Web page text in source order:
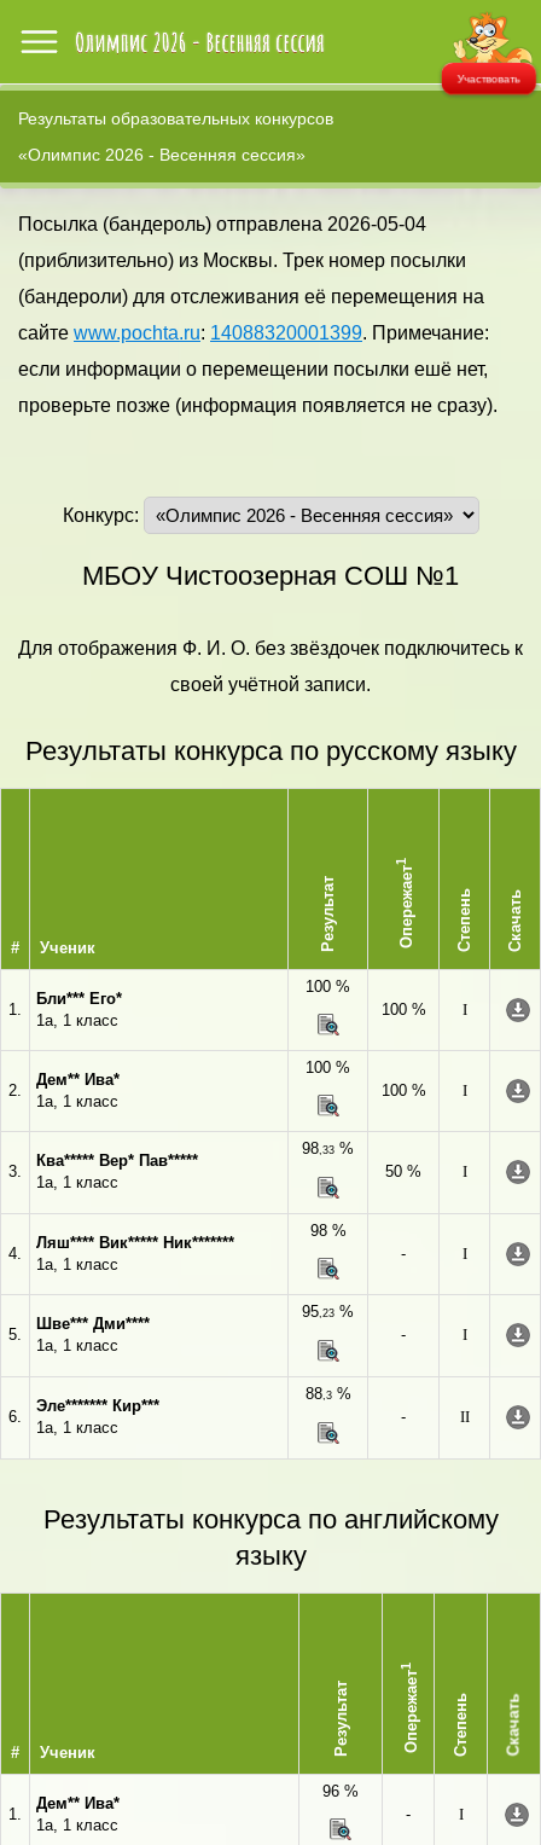
Участвовать
Результаты образовательных конкурсов
«Олимпис 2026 - Весенняя сессия»
Посылка (бандероль) отправлена 2026-05-04
(приблизительно) из Москвы. Трек номер посылки
(бандероли) для отслеживания её перемещения на
сайте www.pochta.ru: 14088320001399. Примечание:
если информации о перемещении посылки ешё нет,
проверьте позже (информация появляется не сразу).
Конкурс:
МБОУ Чистоозерная СОШ №1
Для отображения Ф. И. О. без звёздочек подключитесь к
своей учётной записи.
Результаты конкурса по русскому языку
# Ученик Результат Опережает
1
Степень Скачать
1.
Бли*** Его*
1а, 1 класс
100 %
100 %
I
2.
Дем** Ива*
1а, 1 класс
100 %
100 %
I
3.
Ква***** Вер* Пав*****
1а, 1 класс
98,33 %
50 %
I
4.
Ляш**** Вик***** Ник*******
1а, 1 класс
98 %
-
I
5.
Шве*** Дми****
1а, 1 класс
95,23 %
-
I
6.
Эле******* Кир***
1а, 1 класс
88,3%
-
II
Результаты конкурса по английскому
языку
# Ученик Результат Опережает
1
Степень Скачать
1.
Дем** Ива*
1а, 1 класс
96 %
-
I